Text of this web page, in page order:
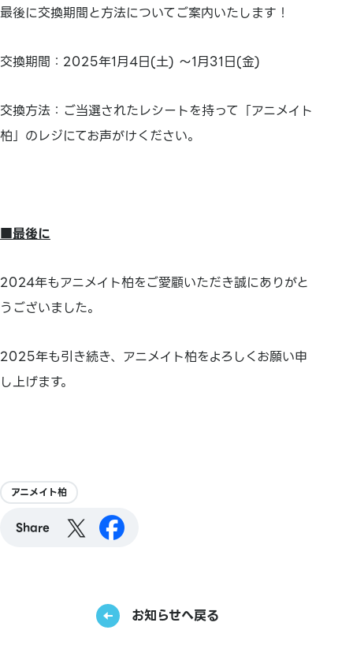
最後に交換期間と方法についてご案内いたします！
交換期間：2025年1月4日(土) ～1月31日(金)
交換方法：ご当選されたレシートを持って「アニメイト
柏」のレジにてお声がけください。
■最後に
2024年もアニメイト柏をご愛顧いただき誠にありがと
うございました。
2025年も引き続き、アニメイト柏をよろしくお願い申
し上げます。
アニメイト柏
Share
お知らせへ戻る